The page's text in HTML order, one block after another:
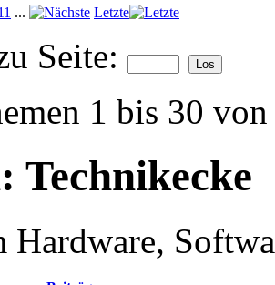
... Letzte
Seite:
1 bis 30
Technikecke
Hardware,